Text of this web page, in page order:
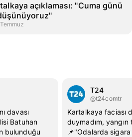
açıklaması: "Cuma günü
davası
Batuhan
bulunduğu
T24
@t24comtr
Kartalkaya faciası
duymadım, yangın
📌"Odalarda